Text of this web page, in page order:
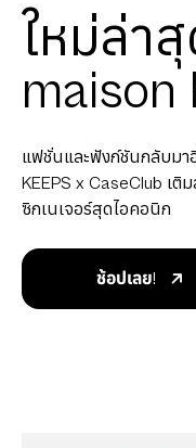
ใหม่ล่า
maison
แฟชั่นและฟังก์ชันกลับมา
KEEPS x CaseClub เติ
ซิกเนเจอร์สุดไอคอนิก
ช้อปเลย!